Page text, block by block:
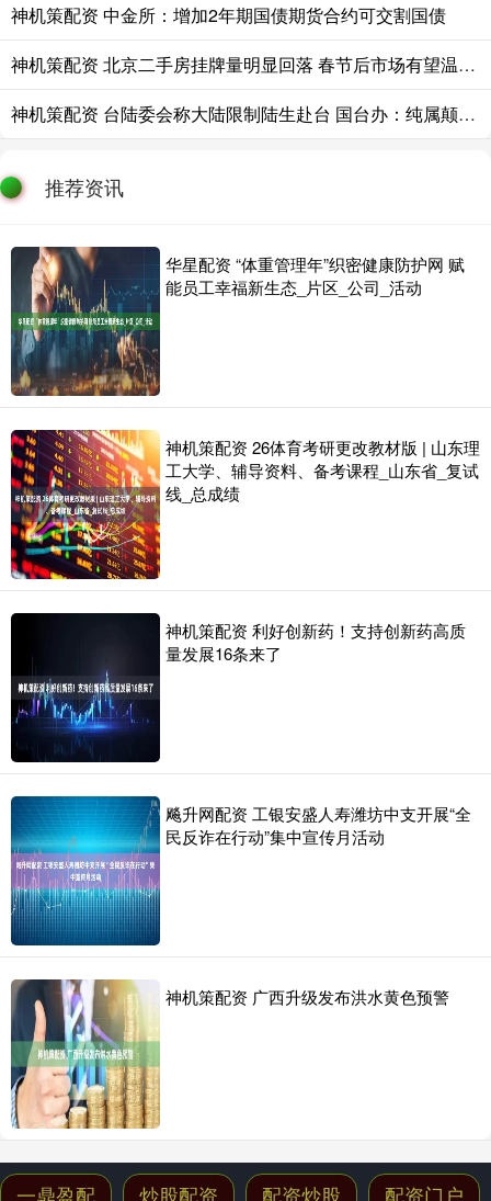
神机策配资 中金所：增加2年期国债期货合约可交割国债
神机策配资 北京二手房挂牌量明显回落 春节后市场有望温和复苏
神机策配资 台陆委会称大陆限制陆生赴台 国台办：纯属颠倒黑白、造谣抹黑
推荐资讯
华星配资 “体重管理年”织密健康防护网 赋
能员工幸福新生态_片区_公司_活动
神机策配资 26体育考研更改教材版 | 山东理
工大学、辅导资料、备考课程_山东省_复试
线_总成绩
神机策配资 利好创新药！支持创新药高质
量发展16条来了
飚升网配资 工银安盛人寿潍坊中支开展“全
民反诈在行动”集中宣传月活动
神机策配资 广西升级发布洪水黄色预警
一鼎盈配 炒股配资 配资炒股 配资门户